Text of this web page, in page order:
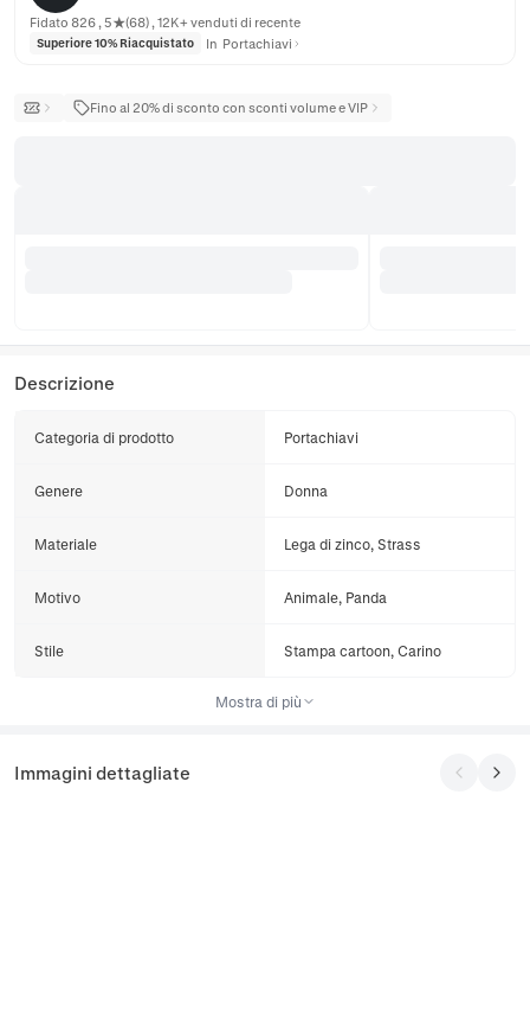
Fidato 826 , 5★(68) , 12K+ venduti di recente
Superiore 10% Riacquistato In Portachiavi
Fino al 20% di sconto con sconti volume e VIP
Descrizione
Categoria di prodotto Portachiavi
Genere Donna
Materiale Lega di zinco, Strass
Motivo Animale, Panda
Stile Stampa cartoon, Carino
Mostra di più
Immagini dettagliate